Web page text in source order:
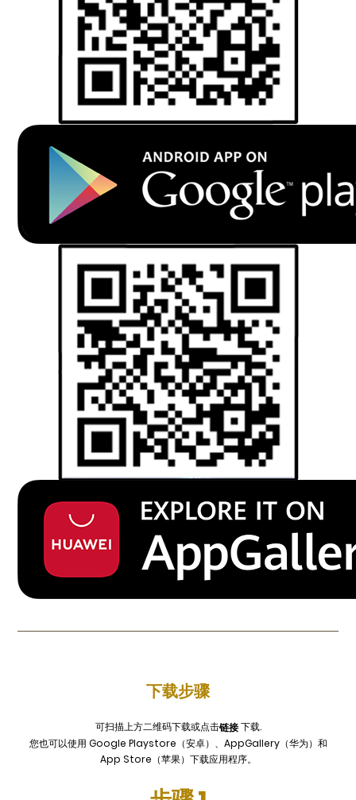
下载步骤
可扫描上方二维码下载或点击链接下载.
您也可以使用 Google Playstore（安卓）、AppGallery（华为）和
App Store（苹果）下载应用程序。